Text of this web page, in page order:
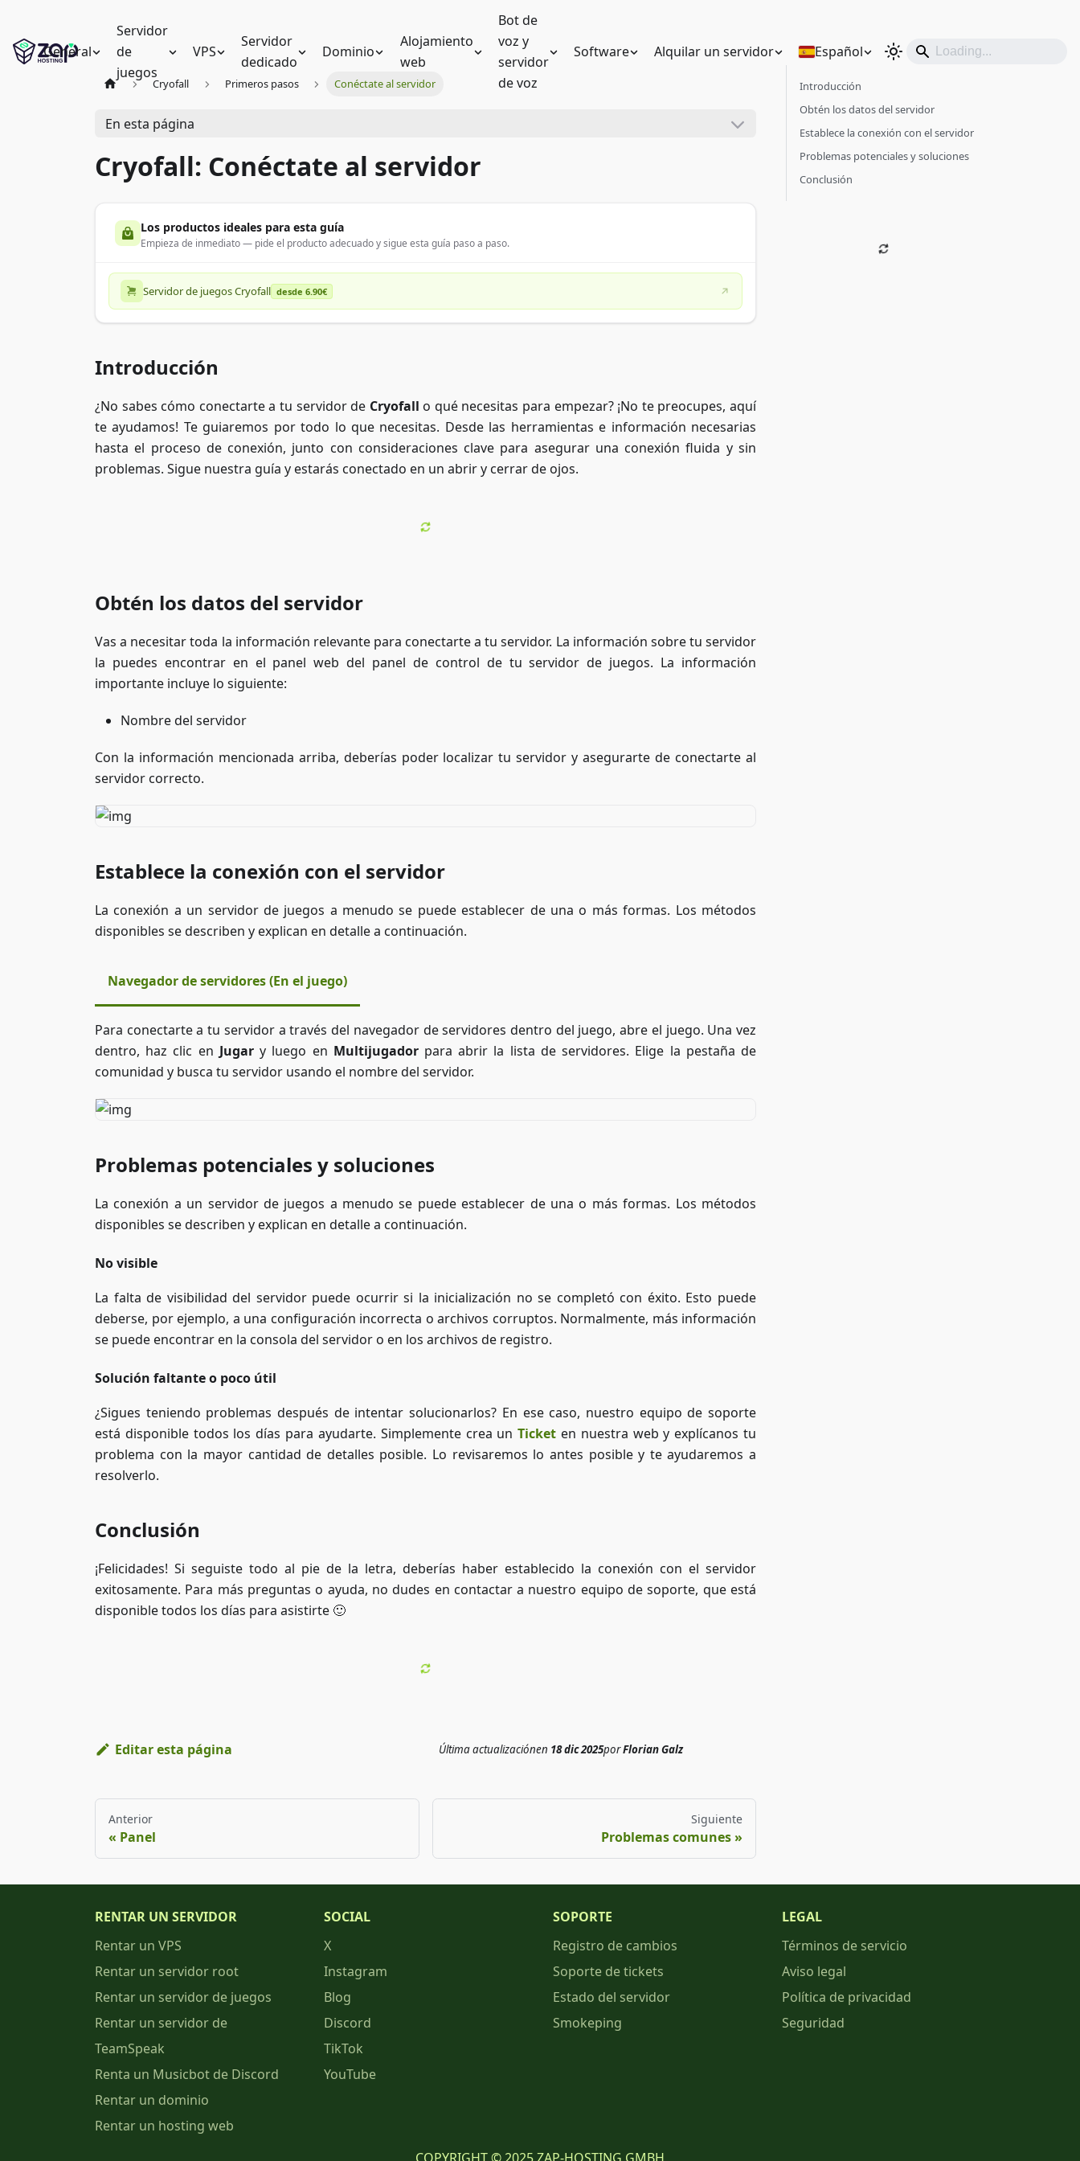
General
Servidor
de
juegos
VPS
Servidor
dedicado
Dominio
Alojamiento
web
Bot de
voz y
servidor
de voz
Software Alquilar un servidor Español
Cryofall Primeros pasos Conéctate al servidor
En esta página
Cryofall: Conéctate al servidor
Los productos ideales para esta guía
Empieza de inmediato — pide el producto adecuado y sigue esta guía paso a paso.
Servidor de juegos Cryofall desde 6.90€
Introducción
¿No sabes cómo conectarte a tu servidor de Cryofall o qué necesitas para empezar? ¡No te preocupes, aquí
te ayudamos! Te guiaremos por todo lo que necesitas. Desde las herramientas e información necesarias
hasta el proceso de conexión, junto con consideraciones clave para asegurar una conexión fluida y sin
problemas. Sigue nuestra guía y estarás conectado en un abrir y cerrar de ojos.
Obtén los datos del servidor
Vas a necesitar toda la información relevante para conectarte a tu servidor. La información sobre tu servidor
la puedes encontrar en el panel web del panel de control de tu servidor de juegos. La información
importante incluye lo siguiente:
Nombre del servidor
Con la información mencionada arriba, deberías poder localizar tu servidor y asegurarte de conectarte al
servidor correcto.
Establece la conexión con el servidor
La conexión a un servidor de juegos a menudo se puede establecer de una o más formas. Los métodos
disponibles se describen y explican en detalle a continuación.
Navegador de servidores (En el juego)
Para conectarte a tu servidor a través del navegador de servidores dentro del juego, abre el juego. Una vez
dentro, haz clic en Jugary luego en Multijugadorpara abrir la lista de servidores. Elige la pestaña de
comunidad y busca tu servidor usando el nombre del servidor.
Problemas potenciales y soluciones
La conexión a un servidor de juegos a menudo se puede establecer de una o más formas. Los métodos
disponibles se describen y explican en detalle a continuación.
No visible
La falta de visibilidad del servidor puede ocurrir si la inicialización no se completó con éxito. Esto puede
deberse, por ejemplo, a una configuración incorrecta o archivos corruptos. Normalmente, más información
se puede encontrar en la consola del servidor o en los archivos de registro.
Solución faltante o poco útil
¿Sigues teniendo problemas después de intentar solucionarlos? En ese caso, nuestro equipo de soporte
está disponible todos los días para ayudarte. Simplemente crea unTicket en nuestra web y explícanos tu
problema con la mayor cantidad de detalles posible. Lo revisaremos lo antes posible y te ayudaremos a
resolverlo.
Conclusión
¡Felicidades! Si seguiste todo al pie de la letra, deberías haber establecido la conexión con el servidor
exitosamente. Para más preguntas o ayuda, no dudes en contactar a nuestro equipo de soporte, que está
disponible todos los días para asistirte 🙂
Editar esta página Última actualizaciónen 18 dic 2025porFlorian Galz
Anterior
Panel
Siguiente
Problemas comunes
Introducción
Obtén los datos del servidor
Establece la conexión con el servidor
Problemas potenciales y soluciones
Conclusión
RENTAR UN SERVIDOR
Rentar un VPS
Rentar un servidor root
Rentar un servidor de juegos
Rentar un servidor de
TeamSpeak
Renta un Musicbot de Discord
Rentar un dominio
Rentar un hosting web
SOCIAL
X
Instagram
Blog
Discord
TikTok
YouTube
SOPORTE
Registro de cambios
Soporte de tickets
Estado del servidor
Smokeping
LEGAL
Términos de servicio
Aviso legal
Política de privacidad
Seguridad